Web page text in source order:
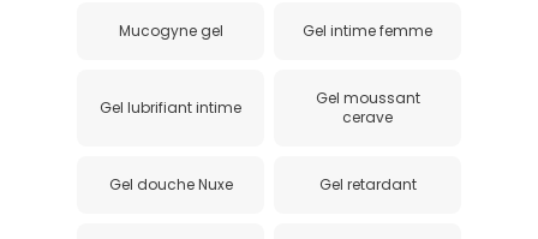
Mucogyne gel Gel intime femme
Gel lubrifiant intime
Gel moussant
cerave
Gel douche Nuxe Gel retardant